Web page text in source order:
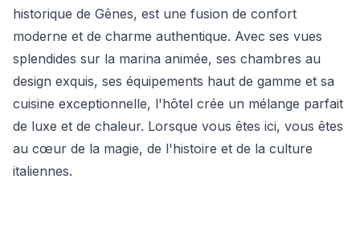
historique de Gênes, est une fusion de confort
moderne et de charme authentique. Avec ses vues
splendides sur la marina animée, ses chambres au
design exquis, ses équipements haut de gamme et sa
cuisine exceptionnelle, l'hôtel crée un mélange parfait
de luxe et de chaleur. Lorsque vous êtes ici, vous êtes
au cœur de la magie, de l'histoire et de la culture
italiennes.